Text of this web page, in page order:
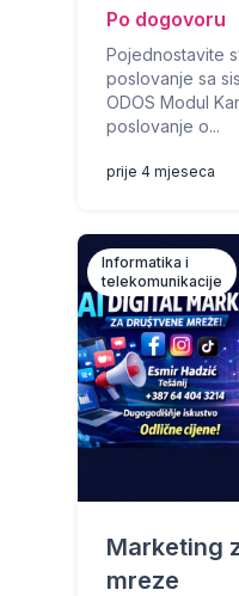
Po dogovoru
Pojednostavite
poslovanje sa
ODOS Modul
poslovanje o...
prije 4 mjeseca
Informatika i
telekomunikacije
Marketing
mreze